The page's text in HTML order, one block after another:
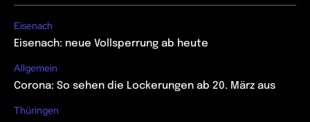
Eisenach
Eisenach: neue Vollsperrung ab heute
Allgemein
Corona: So sehen die Lockerungen ab 20. März aus
Thüringen